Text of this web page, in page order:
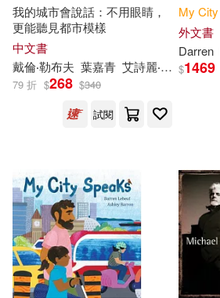
Darren(2) Lebeuf(2)
戴倫‧勒布夫(1)
Universal(3) Ingram(2)
SONY MUSIC(1)
warner music(1)
我的城市會說話：不用眼睛，
更能聽見都市模樣
中文書
戴倫‧勒布夫 葉嘉青 艾詩麗‧巴倫（Ashley Barron）
79 折 $268 $340
試閱
My City
外文書
Darren
$1469